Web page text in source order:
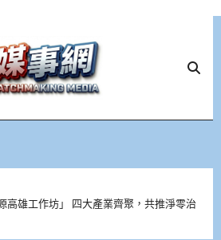
高雄工作坊」 四大產業齊聚，共推淨零治